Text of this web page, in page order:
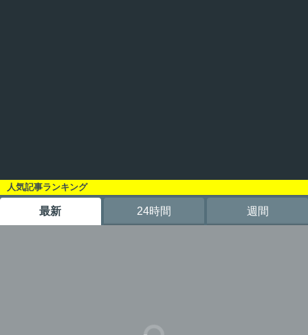
人気記事ランキング
最新 24時間 週間